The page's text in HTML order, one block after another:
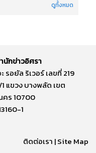
ดูทั้งหมด
นักข่าวอิศรา
รอยัล ริเวอร์ เลขที่ 219
แขวง บางพลัด เขต
คร 10700
1
ติดต่อเรา |Site Map